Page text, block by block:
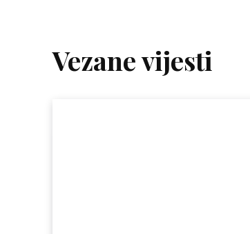
Vezane vijesti